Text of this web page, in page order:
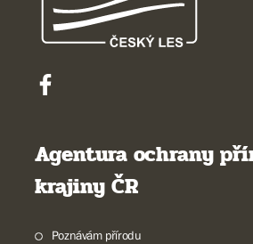
Agentura ochrany
krajiny ČR
Poznávám přírodu